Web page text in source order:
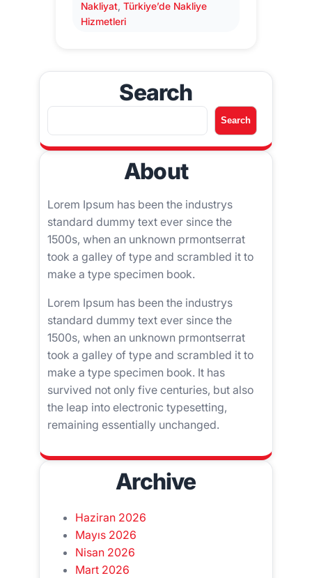
Nakliyat, Türkiye’de Nakliye
Hizmetleri
Search
A
r
a
Search
About
Lorem Ipsum has been the industrys
standard dummy text ever since the
1500s, when an unknown prmontserrat
took a galley of type and scrambled it to
make a type specimen book.
Lorem Ipsum has been the industrys
standard dummy text ever since the
1500s, when an unknown prmontserrat
took a galley of type and scrambled it to
make a type specimen book. It has
survived not only five centuries, but also
the leap into electronic typesetting,
remaining essentially unchanged.
Archive
Haziran 2026
Mayıs 2026
Nisan 2026
Mart 2026